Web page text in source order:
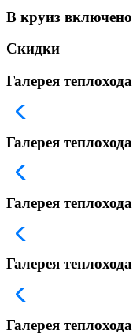
В круиз включено
Скидки
Галерея теплохода
Галерея теплохода
Галерея теплохода
Галерея теплохода
Галерея теплохода